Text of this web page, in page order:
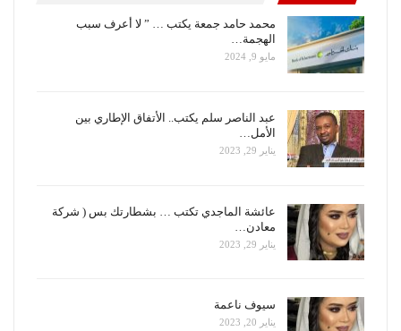
محمد حامد جمعة يكتب … ” لا أعرف سبب
الهجمة…
مايو 9, 2024
عبد الناصر سلم يكتب.. الأتفاق الإطاري بين
الأمل…
يناير 29, 2023
عائشة الماجدي تكتب … بشطارتك بس ( شركة
معادن…
يناير 29, 2023
سيوف ناعمة
يناير 20, 2023